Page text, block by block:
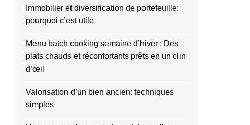
Immobilier et diversification de portefeuille:
pourquoi c’est utile
Menu batch cooking semaine d’hiver : Des
plats chauds et réconfortants prêts en un clin
d’œil
Valorisation d’un bien ancien: techniques
simples